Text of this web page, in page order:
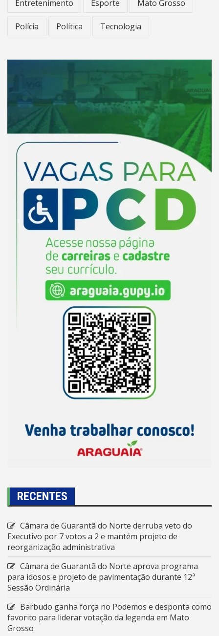
Entretenimento Esporte Mato Grosso
Polícia Política Tecnologia
RECENTES
Câmara de Guarantã do Norte derruba veto do
Executivo por 7 votos a 2 e mantém projeto de
reorganização administrativa
Câmara de Guarantã do Norte aprova programa
para idosos e projeto de pavimentação durante 12ª
Sessão Ordinária
Barbudo ganha força no Podemos e desponta como
favorito para liderar votação da legenda em Mato
Grosso